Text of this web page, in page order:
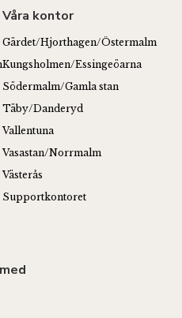
Våra kontor
Gärdet/Hjorthagen/Östermalm
Kungsholmen/Essingeöarna
Södermalm/Gamla stan
Täby/Danderyd
Vallentuna
Vasastan/Norrmalm
Västerås
Supportkontoret